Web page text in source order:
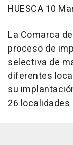
HUESCA 10
La Comarca
proceso de
selectiva de
diferentes
su
26